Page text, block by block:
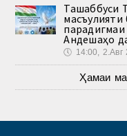
Ташаббуси
масъулияти
парадигмаи
Андешаҳо
🕔 14:00, 2.Авг
Ҳамаи